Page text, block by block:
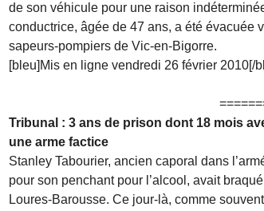
de son véhicule pour une raison
conductrice, âgée de 47 ans, a été évacuée
sapeurs-pompiers de Vic-en-Bigorre.
[bleu]Mis en ligne vendredi 26 février 2010[/
Tribunal : 3 ans de prison dont 18 mois
une arme factice
Stanley Tabourier, ancien caporal dans
pour son penchant pour l’alcool, avait
Loures-Barousse. Ce jour-là, comme